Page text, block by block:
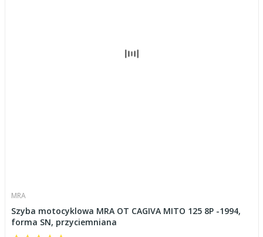
MRA
Szyba motocyklowa MRA OT CAGIVA MITO 125 8P -1994,
forma SN, przyciemniana